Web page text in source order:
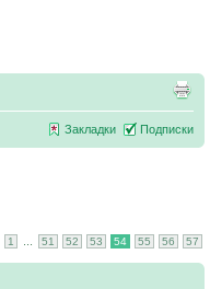
Закладки Подписки
1 51 52 53 54 55 56 57